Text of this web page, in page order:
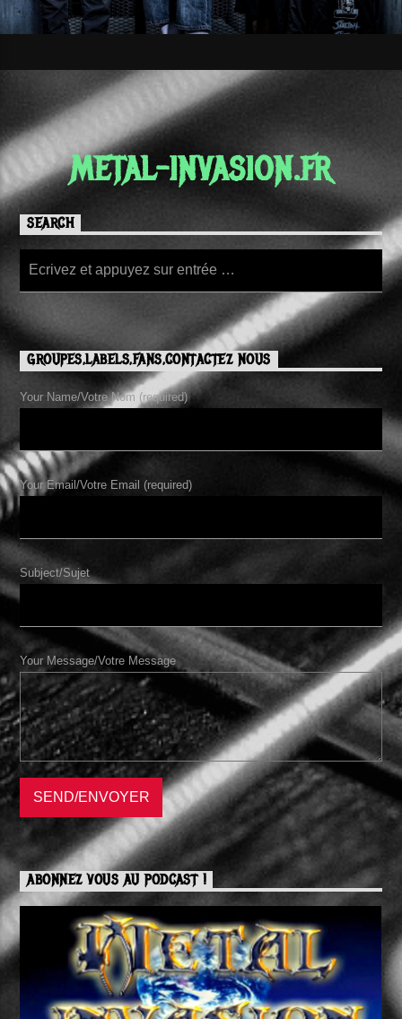
METAL-INVASION.FR
SEARCH
GROUPES,LABELS,FANS,CONTACTEZ NOUS
Your Name/Votre Nom (required)
Your Email/Votre Email (required)
Subject/Sujet
Your Message/Votre Message
ABONNEZ VOUS AU PODCAST !